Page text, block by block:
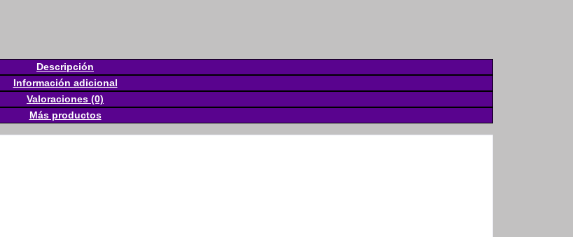
Descripción
Información adicional
Valoraciones (0)
Más productos